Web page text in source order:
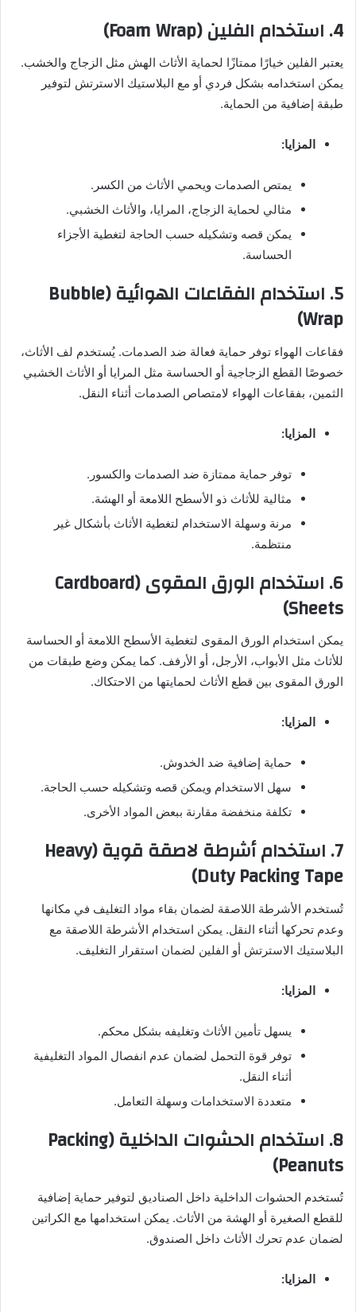
4. استخدام الفلين (Foam Wrap)
يعتبر الفلين خيارًا ممتازًا لحماية الأثاث الهش مثل الزجاج والخشب.
يمكن استخدامه بشكل فردي أو مع البلاستيك الاسترتش لتوفير
طبقة إضافية من الحماية.
المزايا:
يمتص الصدمات ويحمي الأثاث من الكسر.
مثالي لحماية الزجاج، المرايا، والأثاث الخشبي.
يمكن قصه وتشكيله حسب الحاجة لتغطية الأجزاء
الحساسة.
5. استخدام الفقاعات الهوائية (Bubble
Wrap)
فقاعات الهواء توفر حماية فعالة ضد الصدمات. يُستخدم لف الأثاث،
خصوصًا القطع الزجاجية أو الحساسة مثل المرايا أو الأثاث الخشبي
الثمين، بفقاعات الهواء لامتصاص الصدمات أثناء النقل.
المزايا:
توفر حماية ممتازة ضد الصدمات والكسور.
مثالية للأثاث ذو الأسطح اللامعة أو الهشة.
مرنة وسهلة الاستخدام لتغطية الأثاث بأشكال غير
منتظمة.
6. استخدام الورق المقوى (Cardboard
Sheets)
يمكن استخدام الورق المقوى لتغطية الأسطح اللامعة أو الحساسة
للأثاث مثل الأبواب، الأرجل، أو الأرفف. كما يمكن وضع طبقات من
الورق المقوى بين قطع الأثاث لحمايتها من الاحتكاك.
المزايا:
حماية إضافية ضد الخدوش.
سهل الاستخدام ويمكن قصه وتشكيله حسب الحاجة.
تكلفة منخفضة مقارنة ببعض المواد الأخرى.
7. استخدام أشرطة لاصقة قوية (Heavy
Duty Packing Tape)
تُستخدم الأشرطة اللاصقة لضمان بقاء مواد التغليف في مكانها
وعدم تحركها أثناء النقل. يمكن استخدام الأشرطة اللاصقة مع
البلاستيك الاسترتش أو الفلين لضمان استقرار التغليف.
المزايا:
يسهل تأمين الأثاث وتغليفه بشكل محكم.
توفر قوة التحمل لضمان عدم انفصال المواد التغليفية
أثناء النقل.
متعددة الاستخدامات وسهلة التعامل.
8. استخدام الحشوات الداخلية (Packing
Peanuts)
تُستخدم الحشوات الداخلية داخل الصناديق لتوفير حماية إضافية
للقطع الصغيرة أو الهشة من الأثاث. يمكن استخدامها مع الكراتين
لضمان عدم تحرك الأثاث داخل الصندوق.
المزايا: